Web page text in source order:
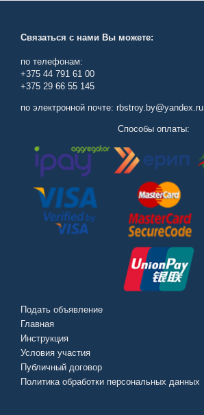
Связаться с нами Вы можете:
по телефонам:
+375 44 791 61 00
+375 29 66 55 145
по электронной почте: rbstroy.by@yandex.ru
Способы оплаты:
Подать объявление
Главная
Инструкция
Условия участия
Публичный договор
Политика обработки персональных данных